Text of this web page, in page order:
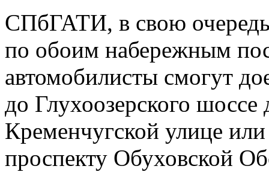
СПбГАТИ, в свою
по обоим набережным
автомобилисты смогут
до Глухоозерского
Кременчугской улице
проспекту Обуховской